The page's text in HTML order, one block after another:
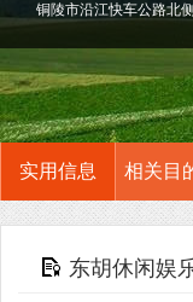
铜陵市沿江快车公路北
实用信息 相关目
东胡休闲娱